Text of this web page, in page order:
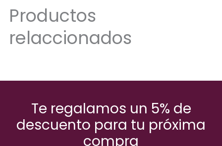
Productos
relaccionados
Te regalamos un 5% de
descuento para tu próxima
compra